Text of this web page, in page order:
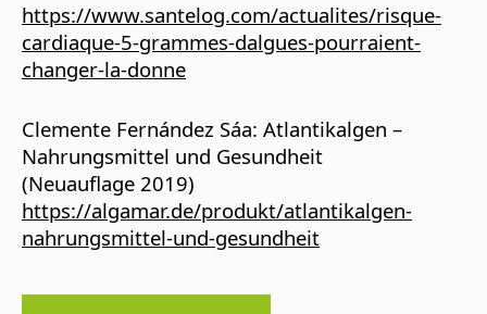
https://www.santelog.com/actualites/risque-
cardiaque-5-grammes-dalgues-pourraient-
changer-la-donne
Clemente Fernández Sáa: Atlantikalgen –
Nahrungsmittel und Gesundheit
(Neuauflage 2019)
https://algamar.de/produkt/atlantikalgen-
nahrungsmittel-und-gesundheit